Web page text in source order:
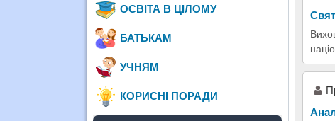
ОСВІТА В ЦІЛОМУ
БАТЬКАМ
УЧНЯМ
КОРИСНІ ПОРАДИ